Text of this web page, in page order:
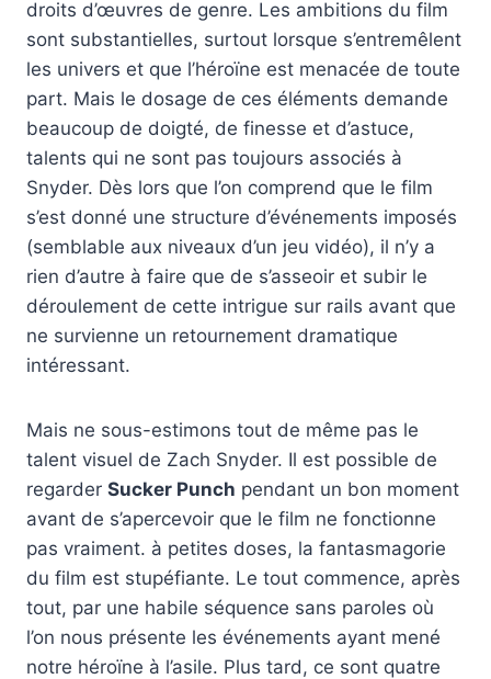
droits d’œuvres de genre. Les ambitions du film
sont substantielles, surtout lorsque s’entremêlent
les univers et que l’héroïne est menacée de toute
part. Mais le dosage de ces éléments demande
beaucoup de doigté, de finesse et d’astuce,
talents qui ne sont pas toujours associés à
Snyder. Dès lors que l’on comprend que le film
s’est donné une structure d’événements imposés
(semblable aux niveaux d’un jeu vidéo), il n’y a
rien d’autre à faire que de s’asseoir et subir le
déroulement de cette intrigue sur rails avant que
ne survienne un retournement dramatique
intéressant.
Mais ne sous-estimons tout de même pas le
talent visuel de Zach Snyder. Il est possible de
regarder Sucker Punch pendant un bon moment
avant de s’apercevoir que le film ne fonctionne
pas vraiment. à petites doses, la fantasmagorie
du film est stupéfiante. Le tout commence, après
tout, par une habile séquence sans paroles où
l’on nous présente les événements ayant mené
notre héroïne à l’asile. Plus tard, ce sont quatre